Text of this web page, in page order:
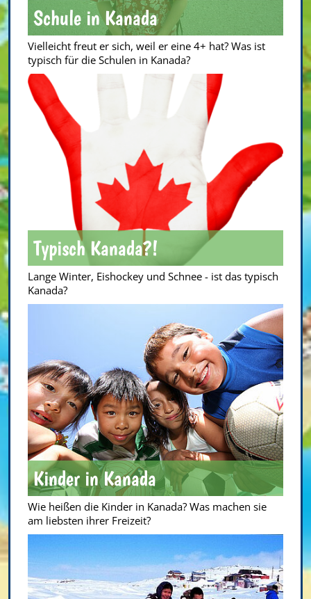
Schule in Kanada
Vielleicht freut er sich, weil er eine 4+ hat? Was ist
typisch für die Schulen in Kanada?
Typisch Kanada?!
Lange Winter, Eishockey und Schnee - ist das typisch
Kanada?
Kinder in Kanada
Wie heißen die Kinder in Kanada? Was machen sie
am liebsten ihrer Freizeit?